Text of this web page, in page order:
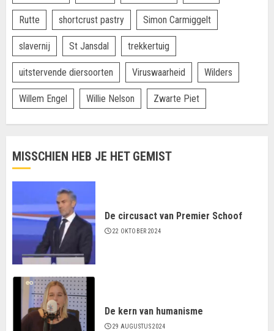
Rutte shortcrust pastry Simon Carmiggelt
slavernij St Jansdal trekkertuig
uitstervende diersoorten Viruswaarheid Wilders
Willem Engel Willie Nelson Zwarte Piet
MISSCHIEN HEB JE HET GEMIST
De circusact van Premier Schoof
22 OKTOBER 2024
De kern van humanisme
29 AUGUSTUS 2024